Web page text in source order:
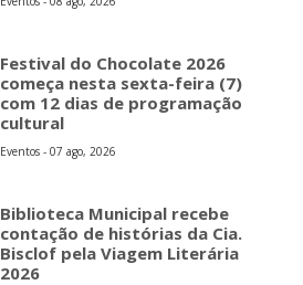
Festival do Chocolate 2026
começa nesta sexta-feira (7)
com 12 dias de programação
cultural
Eventos - 07 ago, 2026
Biblioteca Municipal recebe
contação de histórias da Cia.
Bisclof pela Viagem Literária
2026